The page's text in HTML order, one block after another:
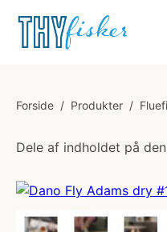
Forside / Produkter /
Dele af indholdet på